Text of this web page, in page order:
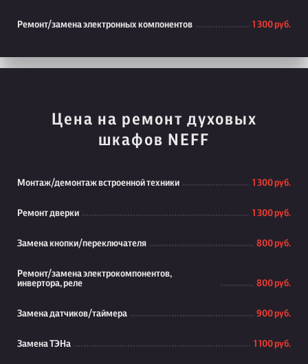
Ремонт/замена электронных компонентов 1 300 руб.
Цена на ремонт духовых
шкафов NEFF
Монтаж/демонтаж встроенной техники 1 300 руб.
Ремонт дверки 1 300 руб.
Замена кнопки/переключателя 800 руб.
Ремонт/замена электрокомпонентов,
инвертора, реле
800 руб.
Замена датчиков/таймера 900 руб.
Замена ТЭНа 1 100 руб.